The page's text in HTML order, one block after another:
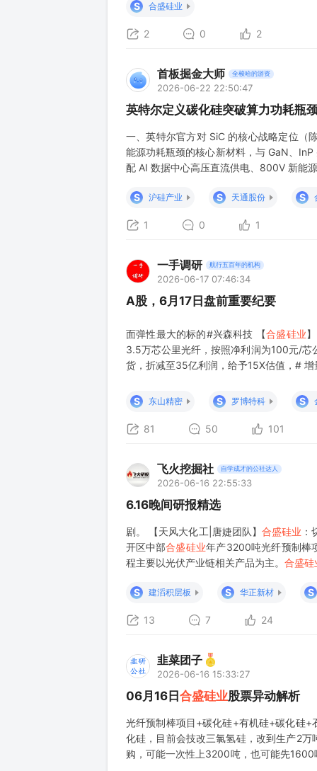
S
合盛硅业
2 0 2
首板掘金大师 全梭哈的游资
2026-06-22 22:50:47
英特尔定义碳化硅突破算力功耗瓶
一、英特尔官方对 SiC 的核心战略定位（
能源功耗瓶颈的核心新材料，与 GaN、
配 AI 数据中心高压直流供电、800V 新能
S
沪硅产业 S 天通股份 S
1 0 1
一手调研 航行五百年的机构
2026-06-17 07:46:34
A股，6月17日盘前重要纪要
面弹性最大的标的#兴森科技 【合盛硅业
3.5万芯公里光纤，按照净利润为100元/
货，折减至35亿利润，给予15X估值，#
扩产周期大大缩短，目
S 东山精密 S 罗博特科 S
81 50 101
飞火挖掘社 自学成才的公社达人
2026-06-16 22:55:33
6.16晚间研报精选
剧。 【天风大化工|唐婕团队】 合盛硅业
开区中部合盛硅业年产3200吨光纤预制棒
程主要以光伏产业链相关产品为主。 合盛硅
S
建滔积层板 S 华正新材 S
13 7 24
韭菜团子
2026-06-16 15:33:27
06月16日 合盛硅业股票异动解析
光纤预制棒项目+碳化硅+有机硅+碳化硅
化硅，目前会技改三氯氢硅，改到生产2
购，可能一次性上3200吨，也可能先